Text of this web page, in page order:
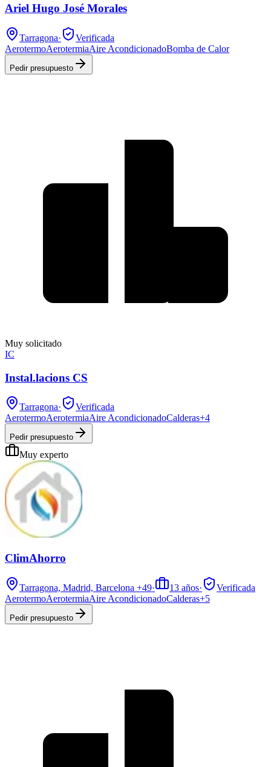
Ariel Hugo José Morales
Tarragona·
Verificada
AerotermoAerotermiaAire AcondicionadoBomba de Calor
Pedir presupuesto
Muy solicitado
IC
Instal.lacions CS
Tarragona·
Verificada
AerotermoAerotermiaAire AcondicionadoCalderas+4
Pedir presupuesto
Muy experto
ClimAhorro
Tarragona, Madrid, Barcelona +49· 13 años·
Verificada
AerotermoAerotermiaAire AcondicionadoCalderas+5
Pedir presupuesto